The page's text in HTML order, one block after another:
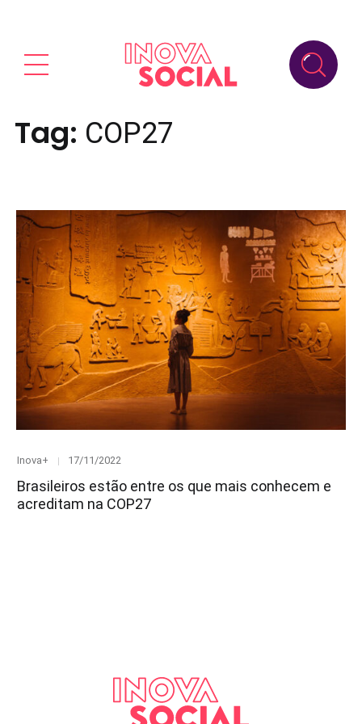
Tag: COP27
Category
Inova+
Posted
17/11/2022
Brasileiros estão entre os que mais conhecem e
acreditam na COP27